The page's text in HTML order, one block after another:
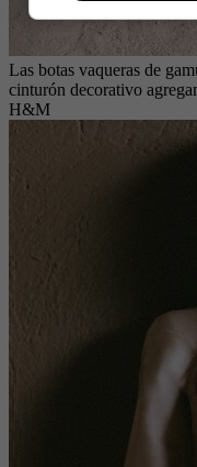
Las botas vaqueras de
cinturón decorativo
H&M